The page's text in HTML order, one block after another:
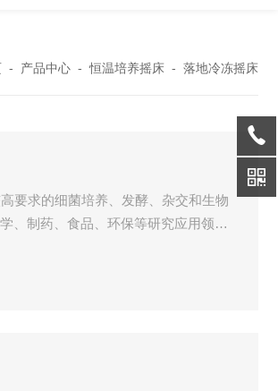
- 产品中心 -恒温培养摇床 - 落地冷冻摇床
要求的细菌培养、发酵、杂交和生物
、制药、食品、环保等研究应用领域